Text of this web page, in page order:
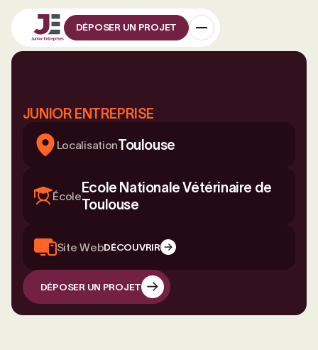
DÉPOSER UN PROJET
JUNIOR ENTREPRISE
LocalisationToulouse
École
Ecole Nationale Vétérinaire de
Toulouse
Site WebDÉCOUVRIR
DÉPOSER UN PROJET